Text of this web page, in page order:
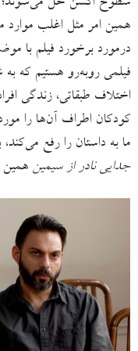
همین امر مثل اغلب موارد
درمورد برخورد فیلم با
فیلمی روبه‌رو هستیم که
اختلاف طبقاتی، زندگی
کودکان اطراف آن‌ها را
ما به داستان را رفع می‌کند،
جدایی نادر از سیمین همین